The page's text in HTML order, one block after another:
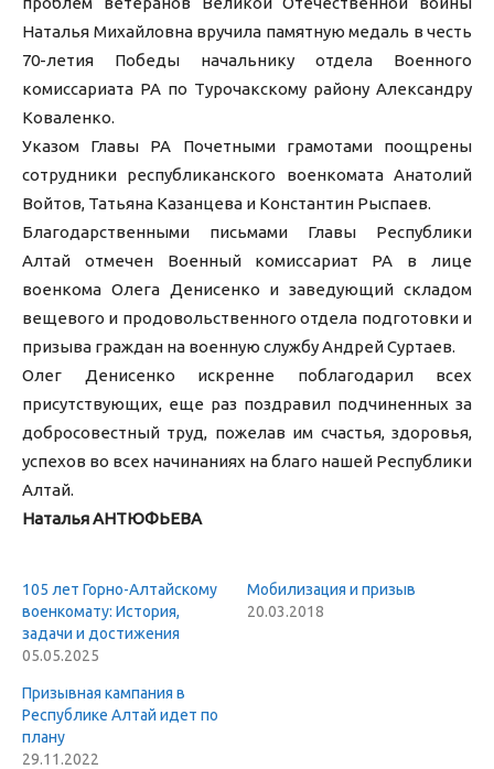
Наталья Михайловна вручила памятную медаль в честь
70-летия Победы начальнику отдела Военного
комиссариата РА по Турочакскому району Александру
Коваленко.
Указом Главы РА Почетными грамотами поощрены
сотрудники республиканского военкомата Анатолий
Войтов, Татьяна Казанцева и Константин Рыспаев.
Благодарственными письмами Главы Республики
Алтай отмечен Военный комиссариат РА в лице
военкома Олега Денисенко и заведующий складом
вещевого и продовольственного отдела подготовки и
призыва граждан на военную службу Андрей Суртаев.
Олег Денисенко искренне поблагодарил всех
присутствующих, еще раз поздравил подчиненных за
добросовестный труд, пожелав им счастья, здоровья,
успехов во всех начинаниях на благо нашей Республики
Алтай.
Наталья АНТЮФЬЕВА
105 лет Горно-Алтайскому
военкомату: История,
задачи и достижения
05.05.2025
Мобилизация и призыв
20.03.2018
Призывная кампания в
Республике Алтай идет по
плану
29.11.2022